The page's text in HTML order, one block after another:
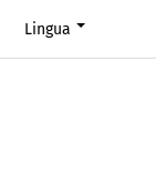
Lingua